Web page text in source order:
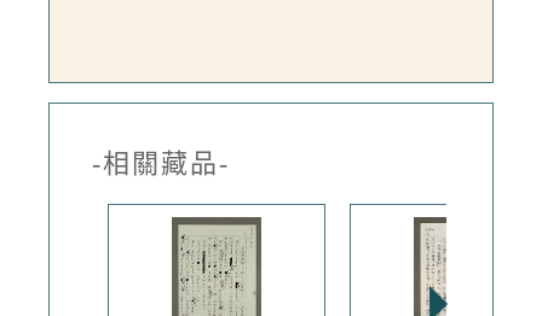
-相關藏品-